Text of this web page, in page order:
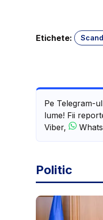
Etichete:
Pe Telegram-ul
lume! Fii
Viber,
Politic